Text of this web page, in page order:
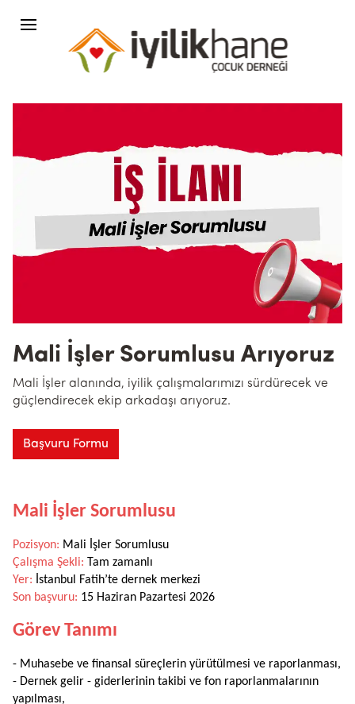
Mali İşler Sorumlusu Arıyoruz
Mali İşler alanında, iyilik çalışmalarımızı sürdürecek ve
güçlendirecek ekip arkadaşı arıyoruz.
Başvuru Formu
Mali İşler Sorumlusu
Pozisyon: Mali İşler Sorumlusu
Çalışma Şekli: Tam zamanlı
Yer: İstanbul Fatih’te dernek merkezi
Son başvuru: 15 Haziran Pazartesi 2026
Görev Tanımı
- Muhasebe ve finansal süreçlerin yürütülmesi ve raporlanması,
- Dernek gelir - giderlerinin takibi ve fon raporlanmalarının
yapılması,